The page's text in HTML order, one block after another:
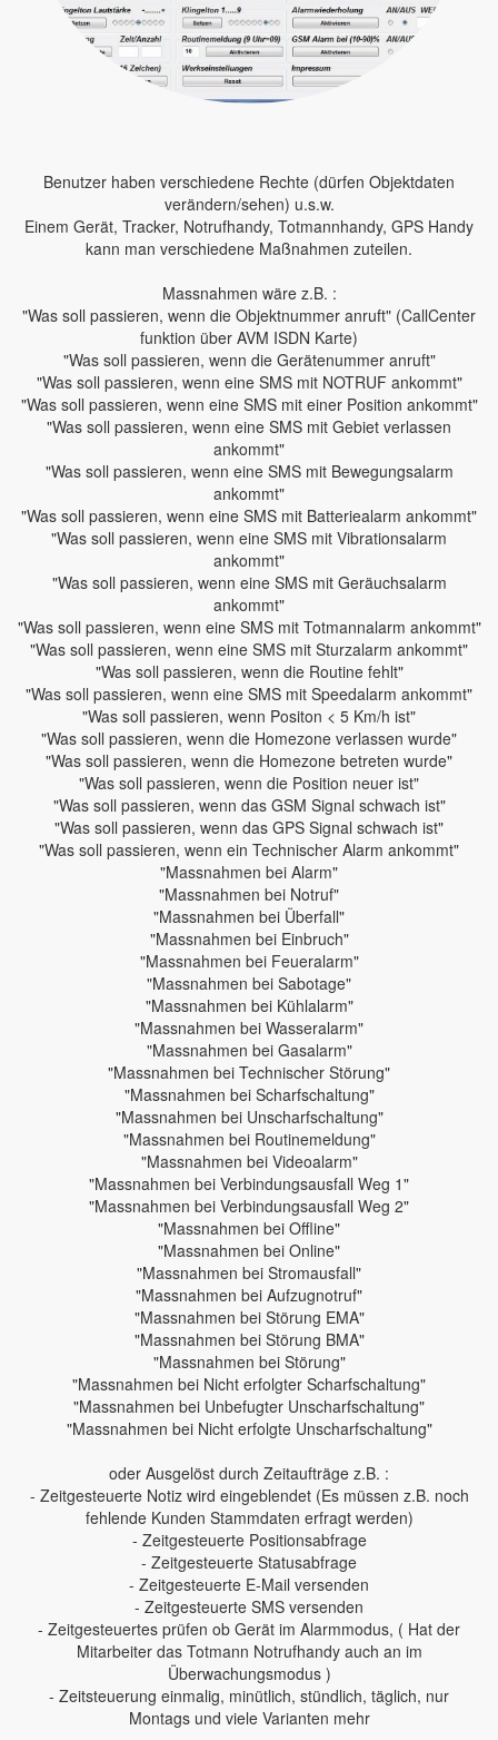
Benutzer haben verschiedene Rechte (dürfen Objektdaten
verändern/sehen) u.s.w.
Einem Gerät, Tracker, Notrufhandy, Totmannhandy, GPS Handy
kann man verschiedene Maßnahmen zuteilen.
Massnahmen wäre z.B. :
"Was soll passieren, wenn die Objektnummer anruft" (CallCenter
funktion über AVM ISDN Karte)
"Was soll passieren, wenn die Gerätenummer anruft"
"Was soll passieren, wenn eine SMS mit NOTRUF ankommt"
"Was soll passieren, wenn eine SMS mit einer Position ankommt"
"Was soll passieren, wenn eine SMS mit Gebiet verlassen
ankommt"
"Was soll passieren, wenn eine SMS mit Bewegungsalarm
ankommt"
"Was soll passieren, wenn eine SMS mit Batteriealarm ankommt"
"Was soll passieren, wenn eine SMS mit Vibrationsalarm
ankommt"
"Was soll passieren, wenn eine SMS mit Geräuchsalarm
ankommt"
"Was soll passieren, wenn eine SMS mit Totmannalarm ankommt"
"Was soll passieren, wenn eine SMS mit Sturzalarm ankommt"
"Was soll passieren, wenn die Routine fehlt"
"Was soll passieren, wenn eine SMS mit Speedalarm ankommt"
"Was soll passieren, wenn Positon < 5 Km/h ist"
"Was soll passieren, wenn die Homezone verlassen wurde"
"Was soll passieren, wenn die Homezone betreten wurde"
"Was soll passieren, wenn die Position neuer ist"
"Was soll passieren, wenn das GSM Signal schwach ist"
"Was soll passieren, wenn das GPS Signal schwach ist"
"Was soll passieren, wenn ein Technischer Alarm ankommt"
"Massnahmen bei Alarm"
"Massnahmen bei Notruf"
"Massnahmen bei Überfall"
"Massnahmen bei Einbruch"
"Massnahmen bei Feueralarm"
"Massnahmen bei Sabotage"
"Massnahmen bei Kühlalarm"
"Massnahmen bei Wasseralarm"
"Massnahmen bei Gasalarm"
"Massnahmen bei Technischer Störung"
"Massnahmen bei Scharfschaltung"
"Massnahmen bei Unscharfschaltung"
"Massnahmen bei Routinemeldung"
"Massnahmen bei Videoalarm"
"Massnahmen bei Verbindungsausfall Weg 1"
"Massnahmen bei Verbindungsausfall Weg 2"
"Massnahmen bei Offline"
"Massnahmen bei Online"
"Massnahmen bei Stromausfall"
"Massnahmen bei Aufzugnotruf"
"Massnahmen bei Störung EMA"
"Massnahmen bei Störung BMA"
"Massnahmen bei Störung"
"Massnahmen bei Nicht erfolgter Scharfschaltung"
"Massnahmen bei Unbefugter Unscharfschaltung"
"Massnahmen bei Nicht erfolgte Unscharfschaltung"
oder Ausgelöst durch Zeitaufträge z.B. :
- Zeitgesteuerte Notiz wird eingeblendet (Es müssen z.B. noch
fehlende Kunden Stammdaten erfragt werden)
- Zeitgesteuerte Positionsabfrage
- Zeitgesteuerte Statusabfrage
- Zeitgesteuerte E-Mail versenden
- Zeitgesteuerte SMS versenden
- Zeitgesteuertes prüfen ob Gerät im Alarmmodus, ( Hat der
Mitarbeiter das Totmann Notrufhandy auch an im
Überwachungsmodus )
- Zeitsteuerung einmalig, minütlich, stündlich, täglich, nur
Montags und viele Varianten mehr